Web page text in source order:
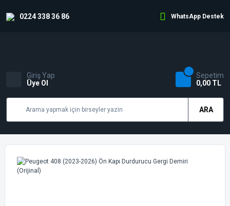
0224 338 36 86 WhatsApp Destek
ARA
Giriş Yap
Üye Ol
Sepetim
0,00 TL